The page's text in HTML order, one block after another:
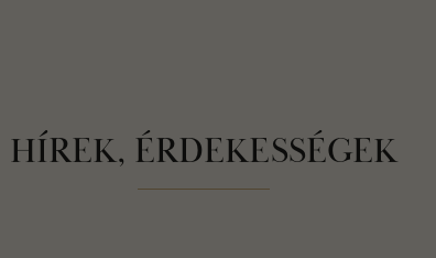
HÍREK, ÉRDEKESSÉGEK